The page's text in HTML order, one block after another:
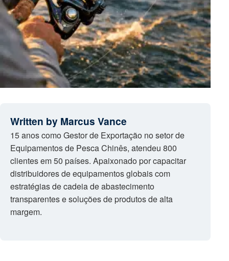
Written by Marcus Vance
15 anos como Gestor de Exportação no setor de
Equipamentos de Pesca Chinês, atendeu 800
clientes em 50 países. Apaixonado por capacitar
distribuidores de equipamentos globais com
estratégias de cadeia de abastecimento
transparentes e soluções de produtos de alta
margem.